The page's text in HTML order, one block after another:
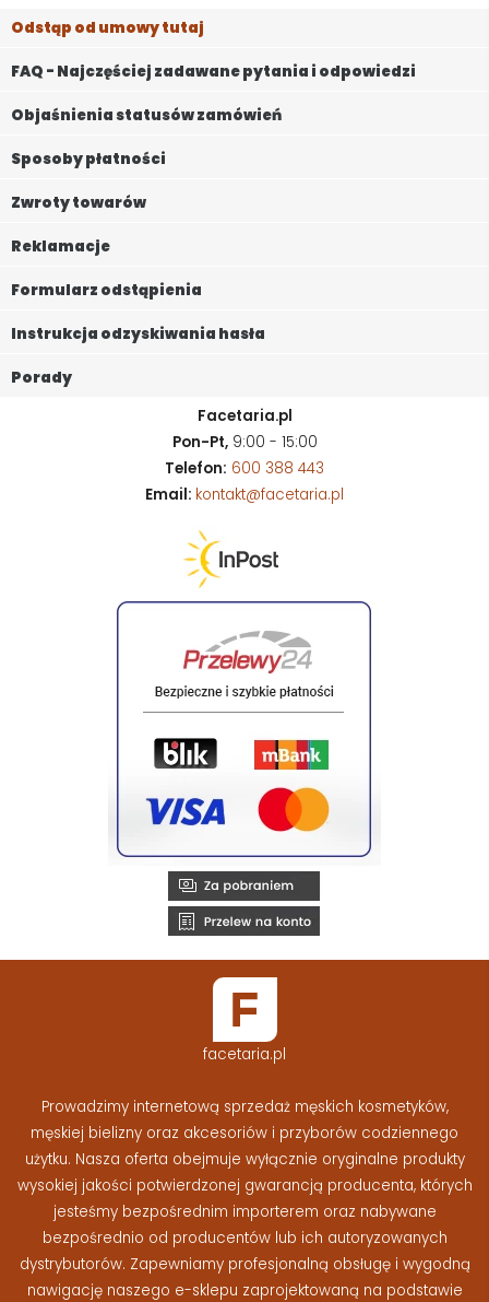
Odstąp od umowy tutaj
FAQ - Najczęściej zadawane pytania i odpowiedzi
Objaśnienia statusów zamówień
Sposoby płatności
Zwroty towarów
Reklamacje
Formularz odstąpienia
Instrukcja odzyskiwania hasła
Porady
Facetaria.pl
Pon-Pt,9:00 - 15:00
Telefon: 600 388 443
Email: kontakt@facetaria.pl
facetaria.pl
Prowadzimy internetową sprzedaż męskich kosmetyków,
męskiej bielizny oraz akcesoriów i przyborów codziennego
użytku. Nasza oferta obejmuje wyłącznie oryginalne produkty
wysokiej jakości potwierdzonej gwarancją producenta, których
jesteśmy bezpośrednim importerem oraz nabywane
bezpośrednio od producentów lub ich autoryzowanych
dystrybutorów. Zapewniamy profesjonalną obsługę i wygodną
nawigację naszego e-sklepu zaprojektowaną na podstawie